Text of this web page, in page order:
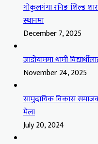
गोकुलगंगा रनिङ शिल्ड
स्थानमा
December 7, 2025
जाडोयाममा थामी
November 24, 2025
सामुदायिक विकास
मेला
July 20, 2024